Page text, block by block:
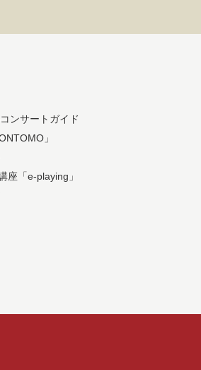
ンサートガイド
」
座「e-playing」